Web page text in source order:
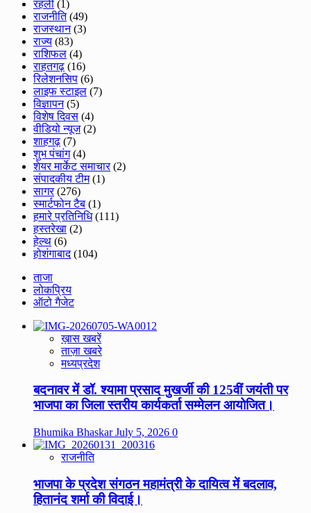
रहली (1)
राजनीति(49)
राजस्थान(3)
राज्य (83)
राशिफल (4)
राहतगढ़ (16)
रिलेशनसिप (6)
लाइफ स्टाइल (7)
विज्ञापन(5)
विशेष दिवस (4)
वीडियो न्यूज(2)
शाहगढ़ (7)
शुभ पंचांग(4)
शेयर मार्केट समाचार(2)
संपादकीय टीम(1)
सागर(276)
स्मार्टफोन टैब (1)
हमारे प्रतिनिधि(111)
हस्तरेखा (2)
हेल्थ (6)
होशंगाबाद(104)
ताजा
लोकप्रिय
ऑटो गैजेट
ख़ास खबरें
ताज़ा खबरे
मध्यप्रदेश
बदनावर में डॉ. श्यामा प्रसाद मुखर्जी की 125वीं जयंती पर
भाजपा का जिला स्तरीय कार्यकर्ता सम्मेलन आयोजित।
Bhumika BhaskarJuly 5, 2026 0
राजनीति
भाजपा के प्रदेश संगठन महामंत्री के दायित्व में बदलाव,
हितानंद शर्मा की विदाई।